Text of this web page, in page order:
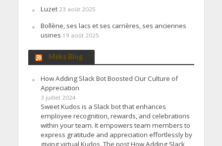
Luzet 23 août 2025
Bollène, ses lacs et ses carrières, ses anciennes
usines 19 août 2025
Meks Blog
How Adding Slack Bot Boosted Our Culture of
Appreciation
3 juillet 2024
Sweet Kudos is a Slack bot that enhances
employee recognition, rewards, and celebrations
within your team. It empowers team members to
express gratitude and appreciation effortlessly by